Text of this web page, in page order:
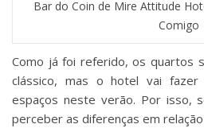
Bar do Coin de Mire Attitude
Comigo
Como já foi referido, os quartos
clássico, mas o hotel vai
espaços neste verão. Por isso,
perceber as diferenças em